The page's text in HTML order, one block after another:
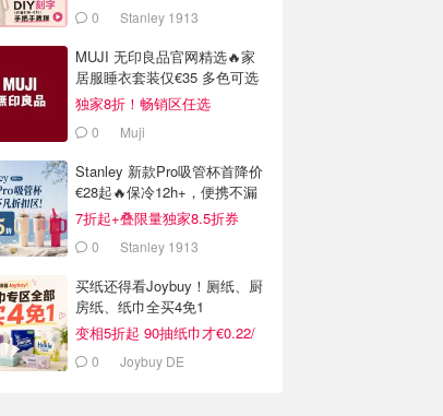
0 Stanley 1913
MUJI 无印良品官网精选🔥家
居服睡衣套装仅€35 多色可选
独家8折！畅销区任选
0 Muji
Stanley 新款Pro吸管杯首降价
€28起🔥保冷12h+，便携不漏
水
7折起+叠限量独家8.5折券
0 Stanley 1913
买纸还得看Joybuy！厕纸、厨
房纸、纸巾全买4免1
变相5折起 90抽纸巾才€0.22/
包 0 Joybuy DE